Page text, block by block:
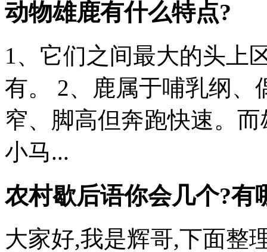
动物雄鹿有什么特点?
1、它们之间最大的头上
有。 2、鹿属于哺乳纲、
窄、脚高但奔跑快速。
小马...
农村歇后语你会几个?有
大家好,我是辉哥,下面整